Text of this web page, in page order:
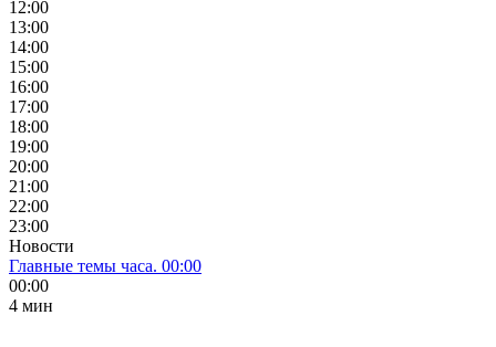
12:00
13:00
14:00
15:00
16:00
17:00
18:00
19:00
20:00
21:00
22:00
23:00
Новости
Главные темы часа. 00:00
00:00
4 мин